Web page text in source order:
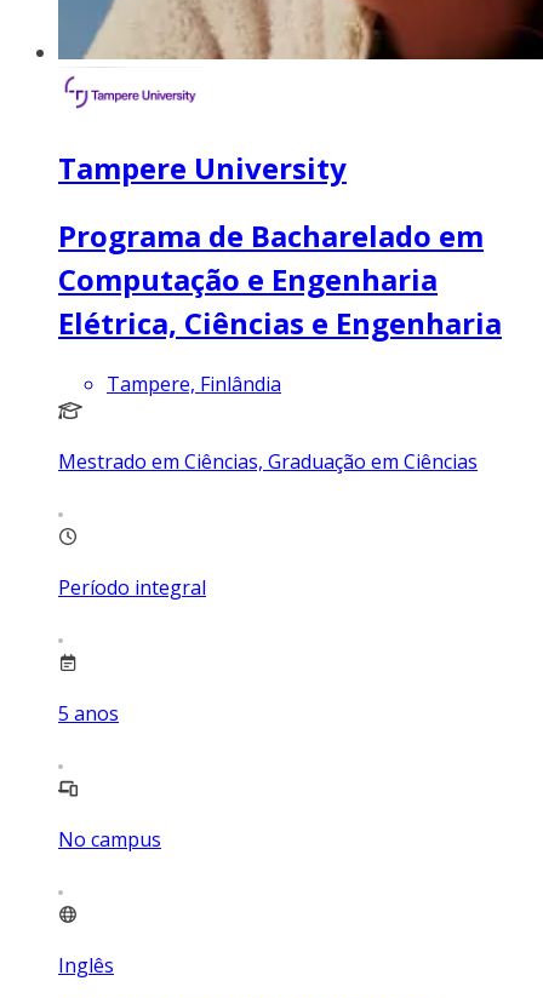
Tampere University
Programa de Bacharelado em
Computação e Engenharia
Elétrica, Ciências e Engenharia
Tampere, Finlândia
Mestrado em Ciências, Graduação em Ciências
Período integral
5 anos
No campus
Inglês